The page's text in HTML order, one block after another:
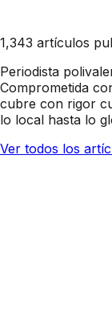
1,343 artículos
Periodista
Comprometida
cubre con rigor
lo local hasta lo
Ver todos los